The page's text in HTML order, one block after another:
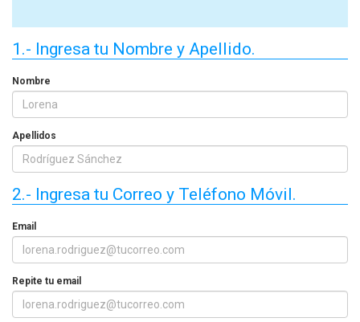
1.- Ingresa tu Nombre y Apellido.
Nombre
Apellidos
2.- Ingresa tu Correo y Teléfono Móvil.
Email
Repite tu email